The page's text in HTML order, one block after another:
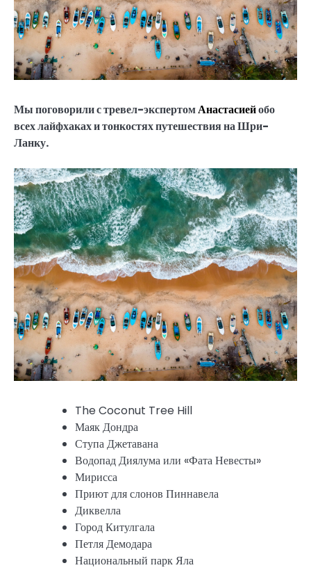
Мы поговорили с тревел-экспертомАнастасиейобо
всех лайфхаках и тонкостях путешествия на Шри-
Ланку.
The Coconut Tree Hill
Маяк Дондра
Ступа Джетавана
Водопад Диялума или «Фата Невесты»
Мирисса
Приют для слонов Пиннавела
Диквелла
Город Китулгала
Петля Демодара
Национальный парк Яла